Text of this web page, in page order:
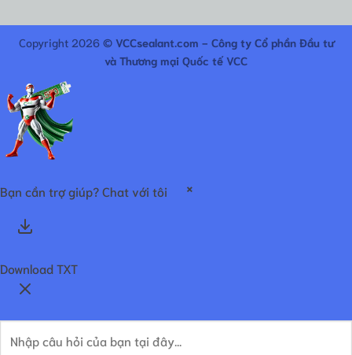
Copyright 2026 © VCCsealant.com - Công ty Cổ phần Đầu tư
và Thương mại Quốc tế VCC
Bạn cần trợ giúp? Chat với tôi ×
Download TXT